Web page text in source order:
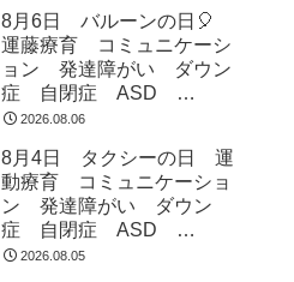
8月6日 バルーンの日🎈
運藤療育 コミュニケーシ
ョン 発達障がい ダウン
症 自閉症 ASD
ADHD 児童発達支援 放
市 つくばみらい市 坂東
市 守谷市
2026.08.06
8月4日 タクシーの日 運
動療育 コミュニケーショ
ン 発達障がい ダウン
症 自閉症 ASD
ADHD 児童発達支援 放
2026.08.05